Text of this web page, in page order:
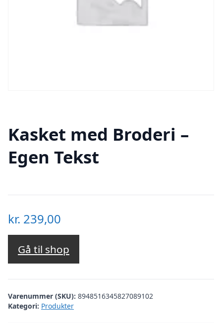
Kasket med Broderi –
Egen Tekst
kr. 239,00
Gå til shop
Varenummer (SKU): 8948516345827089102
Kategori: Produkter